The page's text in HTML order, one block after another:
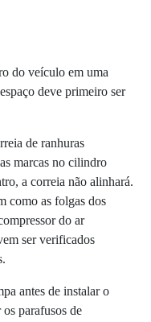
do veículo em uma
deve primeiro ser
de ranhuras
marcas no cilindro
a correia não alinhará.
como as folgas dos
do ar
ser verificados
antes de instalar o
parafusos de